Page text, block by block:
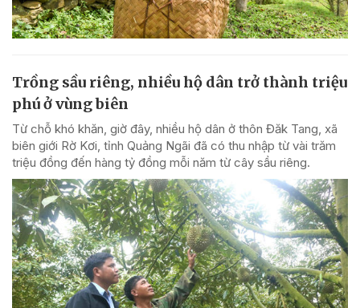
Trồng sầu riêng, nhiều hộ dân trở thành triệu
phú ở vùng biên
Từ chỗ khó khăn, giờ đây, nhiều hộ dân ở thôn Đăk Tang, xã
biên giới Rờ Kơi, tỉnh Quảng Ngãi đã có thu nhập từ vài trăm
triệu đồng đến hàng tỷ đồng mỗi năm từ cây sầu riêng.